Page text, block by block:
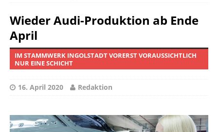
Wieder Audi-Produktion ab Ende
April
IM STAMMWERK INGOLSTADT VORERST VORAUSSICHTLICH
NUR EINE SCHICHT
16. April 2020 Redaktion